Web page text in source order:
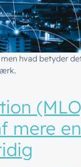
hvad betyder
end en revolution
mere